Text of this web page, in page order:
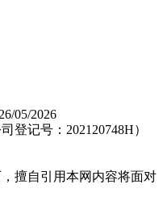
05/2026
登记号：202120748H）
擅自引用本网内容将面对